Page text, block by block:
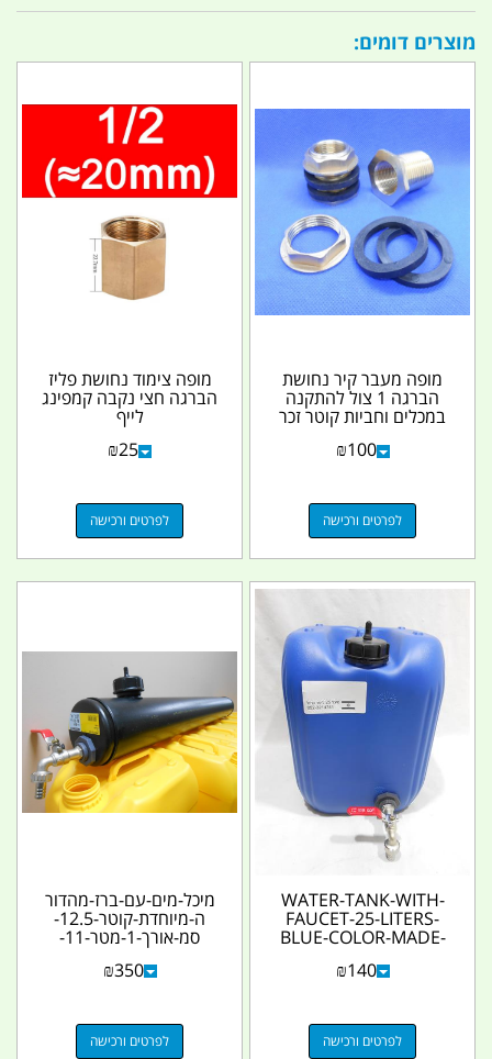
מוצרים דומים:
מופה מעבר קיר נחושת
הברגה 1 צול להתקנה
במכלים וחביות קוטר זכר
₪100
לפרטים ורכישה
מופה צימוד נחושת פליז
הברגה חצי נקבה קמפינג
לייף
₪25
לפרטים ורכישה
WATER-TANK-WITH-
FAUCET-25-LITERS-
BLUE-COLOR-MADE-
₪140
לפרטים ורכישה
מיכל-מים-עם-ברז-מהדור
ה-מיוחדת-קוטר-12.5-
סמ-אורך-1-מטר-11-
ליטר-להתקנה-על-טנדרי
ם-ג...₪350
לפרטים ורכישה